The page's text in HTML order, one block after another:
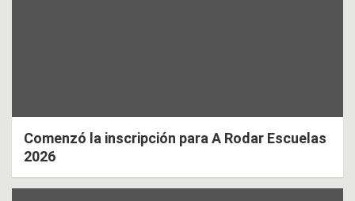
Comenzó la inscripción para A Rodar Escuelas
2026